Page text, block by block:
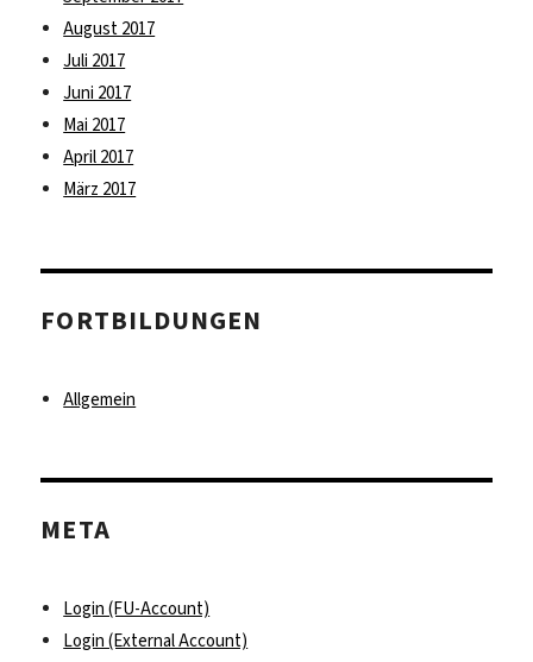
August 2017
Juli 2017
Juni 2017
Mai 2017
April 2017
März 2017
FORTBILDUNGEN
Allgemein
META
Login (FU-Account)
Login (External Account)